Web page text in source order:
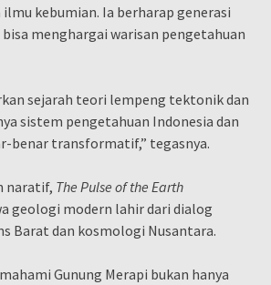
kebumian. Ia berharap generasi
menghargai warisan pengetahuan
sejarah teori lempeng tektonik dan
sistem pengetahuan Indonesia dan
benar transformatif,” tegasnya.
naratif, The Pulse of the Earth
geologi modern lahir dari dialog
Barat dan kosmologi Nusantara.
Gunung Merapi bukan hanya